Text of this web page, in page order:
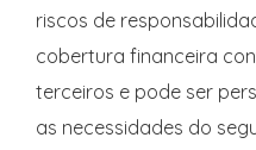
riscos de
cobertura financeira
terceiros e pode ser
as necessidades do